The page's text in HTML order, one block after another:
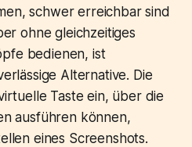
schwer erreichbar sind
ohne gleichzeitiges
bedienen, ist
Alternative. Die
Taste ein, über die
ausführen können,
eines Screenshots.